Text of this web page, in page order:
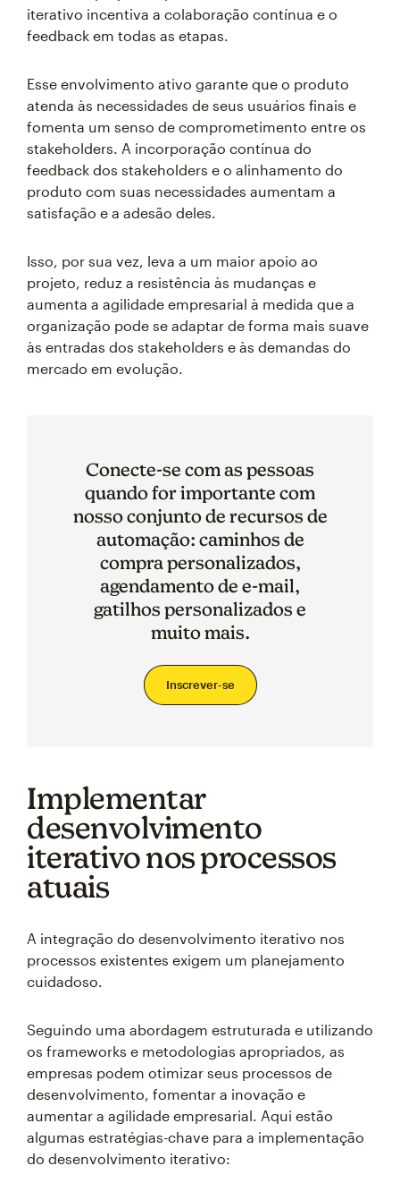
iterativo incentiva a colaboração contínua e o
feedback em todas as etapas.
Esse envolvimento ativo garante que o produto
atenda às necessidades de seus usuários finais e
fomenta um senso de comprometimento entre os
stakeholders. A incorporação contínua do
feedback dos stakeholders e o alinhamento do
produto com suas necessidades aumentam a
satisfação e a adesão deles.
Isso, por sua vez, leva a um maior apoio ao
projeto, reduz a resistência às mudanças e
aumenta a agilidade empresarial à medida que a
organização pode se adaptar de forma mais suave
às entradas dos stakeholders e às demandas do
mercado em evolução.
Conecte-se com as pessoas
quando for importante com
nosso conjunto de recursos de
automação: caminhos de
compra personalizados,
agendamento de e-mail,
gatilhos personalizados e
muito mais.
Inscrever-se
Implementar
desenvolvimento
iterativo nos processos
atuais
A integração do desenvolvimento iterativo nos
processos existentes exigem um planejamento
cuidadoso.
Seguindo uma abordagem estruturada e utilizando
os frameworks e metodologias apropriados, as
empresas podem otimizar seus processos de
desenvolvimento, fomentar a inovação e
aumentar a agilidade empresarial. Aqui estão
algumas estratégias-chave para a implementação
do desenvolvimento iterativo: